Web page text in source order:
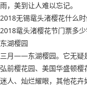
雨，美到让人难以忘记。
2018无锡鼋头渚樱花什么时
2018鼋头渚樱花节门票多少
东湖樱园
三月——东湖樱园。它无疑
弘前樱花园、美国华盛顿
迷人、灿烂耀眼，其他花